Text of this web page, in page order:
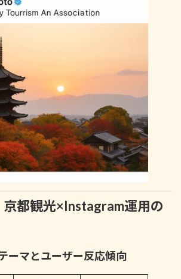
京都観光×Instagram運用の
ーマとユーザー反応傾向